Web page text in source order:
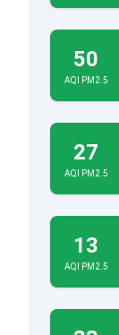
50
AQI PM2.5
27
AQI PM2.5
13
AQI PM2.5